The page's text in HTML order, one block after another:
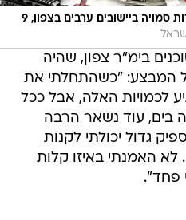
78 סוחרי אמל״ח נעצרו בתום פעילות סמויה ביישובים ערבים בצפון, 9
בימ"ר צפון, שהיה
המבצע: "כשהתחלתי את
לכמויות האלה, אבל ככל
בים, עוד נשאר הרבה
גדול יכולתי לקנות
לא האמנתי באיזו קלות
פחד".